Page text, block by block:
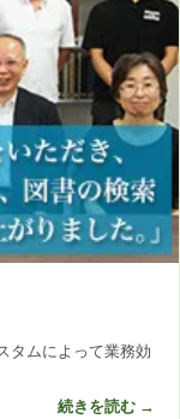
タムによって業務効
続きを読む →